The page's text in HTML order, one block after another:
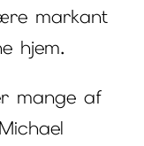
markant
hjem.
mange af